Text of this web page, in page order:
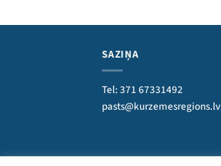
SAZIŅA
Tel: 371 67331492
pasts@kurzemesregions.lv